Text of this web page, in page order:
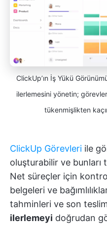
ClickUp’ın İş Yükü
ilerlemesini yönetin;
tükenmişlikten
ClickUp Görevleri ile
oluşturabilir ve bunları
Net süreçler için
belgeleri ve
tahminleri ve son
ilerlemeyi doğrudan